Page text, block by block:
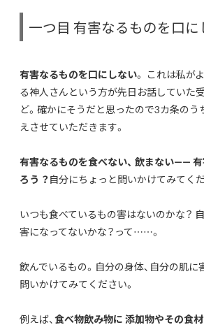
一つ目 有害なるものを口に
有害なるものを口にしない。 これは私が
る神人さんという方が先日お話していた
ど。確かにそうだと思ったので3カ条のう
えさせていただきます。
有害なるものを食べない、 飲まない——
ろう ？ 自分にちょっと問いかけてみてくだ
いつも食べているもの害はないのかな？
害になってないかな？って……。
飲んでいるもの。自分の身体、自分の肌に
問いかけてみてください。
例えば、食べ物飲み物に 添加物やその食